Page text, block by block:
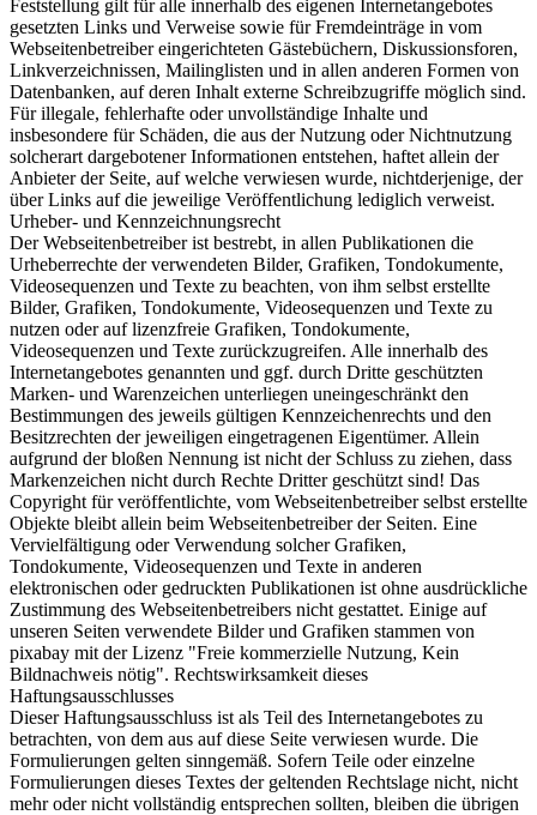
Feststellung gilt für alle innerhalb des eigenen Internetangebotes
gesetzten Links und Verweise sowie für Fremdeinträge in vom
Webseitenbetreiber eingerichteten Gästebüchern, Diskussionsforen,
Linkverzeichnissen, Mailinglisten und in allen anderen Formen von
Datenbanken, auf deren Inhalt externe Schreibzugriffe möglich sind.
Für illegale, fehlerhafte oder unvollständige Inhalte und
insbesondere für Schäden, die aus der Nutzung oder Nichtnutzung
solcherart dargebotener Informationen entstehen, haftet allein der
Anbieter der Seite, auf welche verwiesen wurde, nichtderjenige, der
über Links auf die jeweilige Veröffentlichung lediglich verweist.
Urheber- und Kennzeichnungsrecht
Der Webseitenbetreiber ist bestrebt, in allen Publikationen die
Urheberrechte der verwendeten Bilder, Grafiken, Tondokumente,
Videosequenzen und Texte zu beachten, von ihm selbst erstellte
Bilder, Grafiken, Tondokumente, Videosequenzen und Texte zu
nutzen oder auf lizenzfreie Grafiken, Tondokumente,
Videosequenzen und Texte zurückzugreifen. Alle innerhalb des
Internetangebotes genannten und ggf. durch Dritte geschützten
Marken- und Warenzeichen unterliegen uneingeschränkt den
Bestimmungen des jeweils gültigen Kennzeichenrechts und den
Besitzrechten der jeweiligen eingetragenen Eigentümer. Allein
aufgrund der bloßen Nennung ist nicht der Schluss zu ziehen, dass
Markenzeichen nicht durch Rechte Dritter geschützt sind! Das
Copyright für veröffentlichte, vom Webseitenbetreiber selbst erstellte
Objekte bleibt allein beim Webseitenbetreiber der Seiten. Eine
Vervielfältigung oder Verwendung solcher Grafiken,
Tondokumente, Videosequenzen und Texte in anderen
elektronischen oder gedruckten Publikationen ist ohne ausdrückliche
Zustimmung des Webseitenbetreibers nicht gestattet. Einige auf
unseren Seiten verwendete Bilder und Grafiken stammen von
pixabay mit der Lizenz "Freie kommerzielle Nutzung, Kein
Bildnachweis nötig". Rechtswirksamkeit dieses
Haftungsausschlusses
Dieser Haftungsausschluss ist als Teil des Internetangebotes zu
betrachten, von dem aus auf diese Seite verwiesen wurde. Die
Formulierungen gelten sinngemäß. Sofern Teile oder einzelne
Formulierungen dieses Textes der geltenden Rechtslage nicht, nicht
mehr oder nicht vollständig entsprechen sollten, bleiben die übrigen